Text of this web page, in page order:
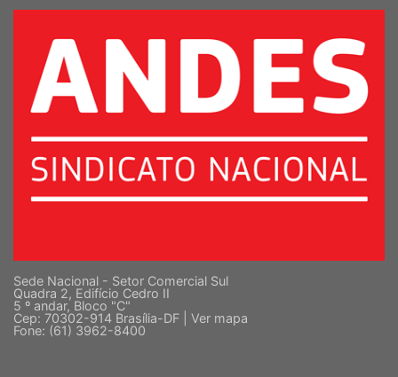
Sede Nacional - Setor Comercial Sul
Quadra 2, Edifício Cedro II
5 º andar, Bloco "C"
Cep: 70302-914 Brasília-DF | Ver mapa
Fone: (61) 3962-8400